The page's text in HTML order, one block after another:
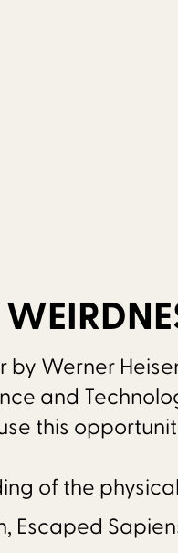
Werner
and
this
of the
Escaped